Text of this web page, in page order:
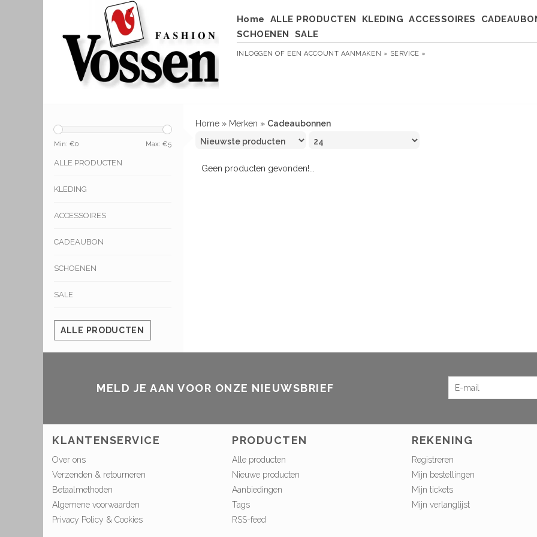
Home ALLE PRODUCTEN KLEDING ACCESSOIRES
SCHOENEN
SALE
INLOGGEN OF EEN ACCOUNT AANMAKEN » SERVICE »
Min: €0 Max: €5
ALLE PRODUCTEN
KLEDING
ACCESSOIRES
CADEAUBON
SCHOENEN
SALE
ALLE PRODUCTEN
Home » Merken » Cadeaubonnen
Geen producten gevonden!...
MELD JE AAN VOOR ONZE NIEUWSBRIEF
KLANTENSERVICE
Over ons
Verzenden & retourneren
Betaalmethoden
Algemene voorwaarden
Privacy Policy & Cookies
PRODUCTEN
Alle producten
Nieuwe producten
Aanbiedingen
Tags
RSS-feed
REKENING
Registreren
Mijn bestellingen
Mijn tickets
Mijn verlanglijst